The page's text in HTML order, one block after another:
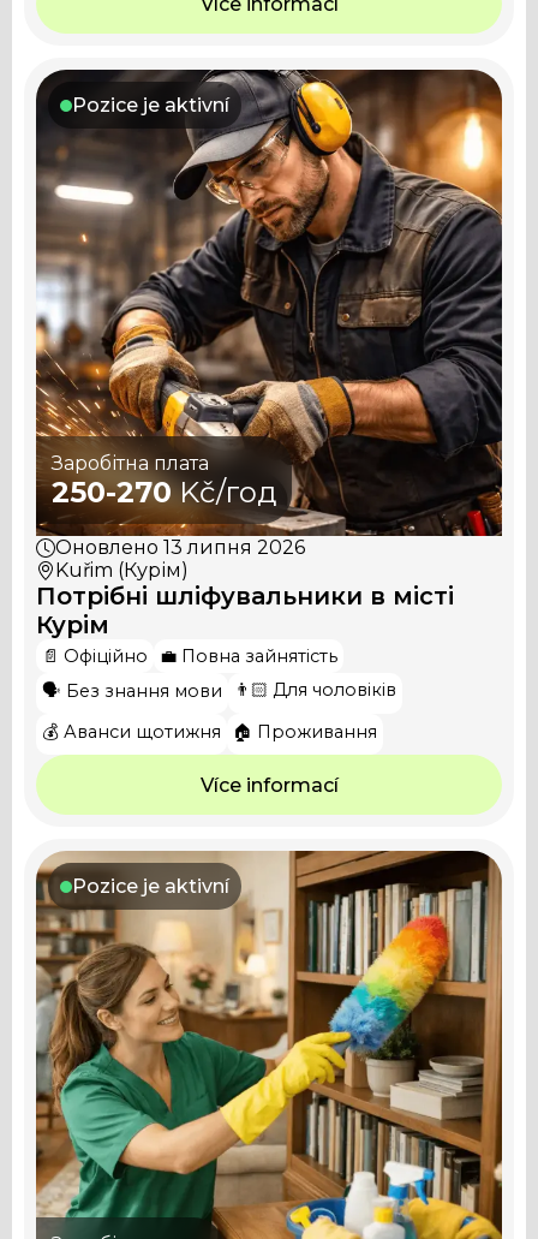
Pozice je aktivní
Заробітна плата
250-270Kč/год
Оновлено 13 липня 2026
Kuřim (Курім)
Потрібні шліфувальники в місті
Курім
📄 Офіційно
💼 Повна зайнятість
🗣️ Без знання мови
👨🏻 Для чоловіків
💰 Аванси щотижня
🏠 Проживання
Více informací
Pozice je aktivní